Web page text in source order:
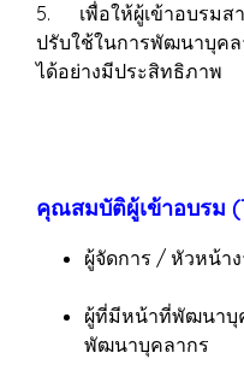
5. เพื่อให้ผู้เข้าอบรมส
ปรับใช้ในการพัฒนาบุค
ได้อย่างมีประสิทธิภาพ
คุณสมบัติผู้เข้าอบรม
ผู้จัดการ / หัวหน้า
ผู้ที่มีหน้าที่พัฒนาบุ
พัฒนาบุคลากร